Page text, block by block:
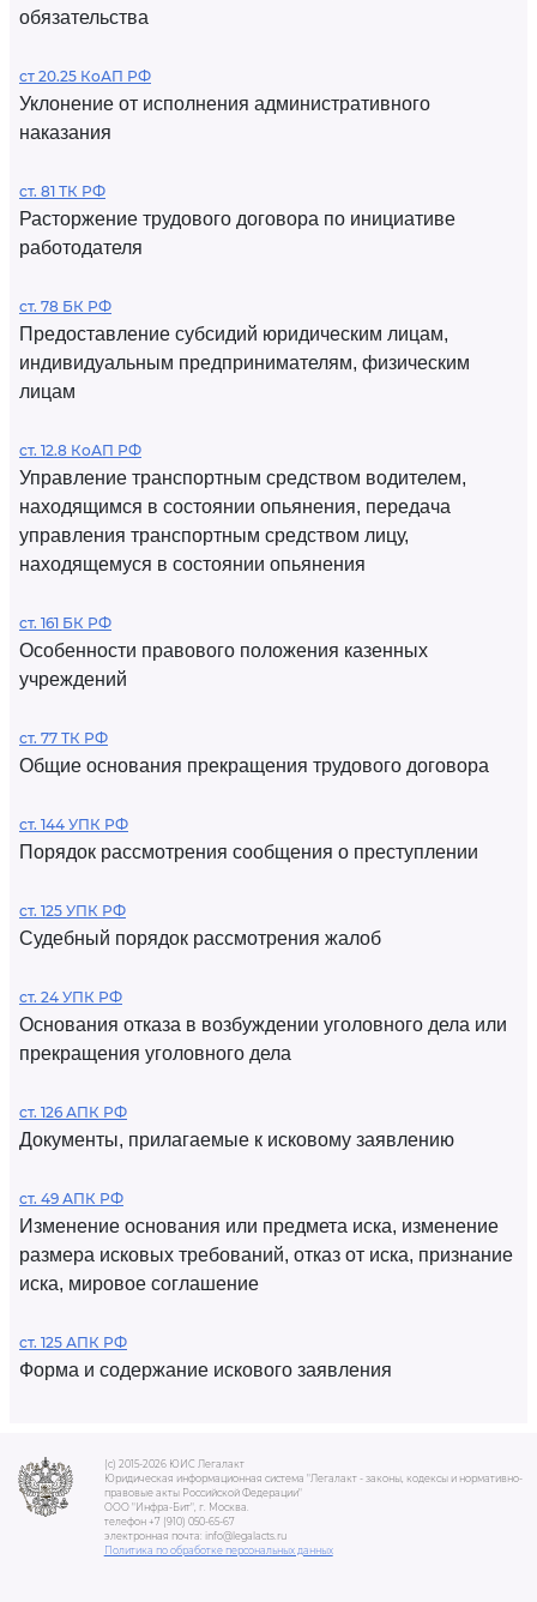
обязательства
ст 20.25 КоАП РФ
Уклонение от исполнения административного
наказания
ст. 81 ТК РФ
Расторжение трудового договора по инициативе
работодателя
ст. 78 БК РФ
Предоставление субсидий юридическим лицам,
индивидуальным предпринимателям, физическим
лицам
ст. 12.8 КоАП РФ
Управление транспортным средством водителем,
находящимся в состоянии опьянения, передача
управления транспортным средством лицу,
находящемуся в состоянии опьянения
ст. 161 БК РФ
Особенности правового положения казенных
учреждений
ст. 77 ТК РФ
Общие основания прекращения трудового договора
ст. 144 УПК РФ
Порядок рассмотрения сообщения о преступлении
ст. 125 УПК РФ
Судебный порядок рассмотрения жалоб
ст. 24 УПК РФ
Основания отказа в возбуждении уголовного дела или
прекращения уголовного дела
ст. 126 АПК РФ
Документы, прилагаемые к исковому заявлению
ст. 49 АПК РФ
Изменение основания или предмета иска, изменение
размера исковых требований, отказ от иска, признание
иска, мировое соглашение
ст. 125 АПК РФ
Форма и содержание искового заявления
(c) 2015-2026 ЮИС Легалакт
Юридическая информационная система "Легалакт - законы, кодексы и нормативно-
правовые акты Российской Федерации"
ООО "Инфра-Бит", г. Москва.
телефон +7 (910) 050-65-67
электронная почта: info@legalacts.ru
Политика по обработке персональных данных